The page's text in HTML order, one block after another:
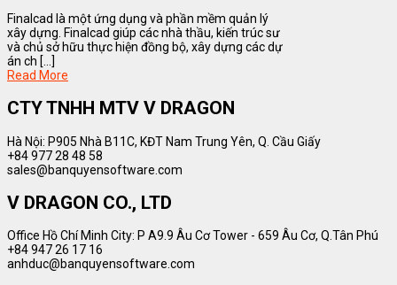
Finalcad là một ứng dụng và phần mềm quản lý
xây dựng. Finalcad giúp các nhà thầu, kiến trúc sư
và chủ sở hữu thực hiện đồng bộ, xây dựng các dự
án ch [...]
Read More
CTY TNHH MTV V DRAGON
Hà Nội: P905 Nhà B11C, KĐT Nam Trung Yên, Q. Cầu Giấy
+84 977 28 48 58
sales@banquyensoftware.com
V DRAGON CO., LTD
Office Hồ Chí Minh City: P A9.9 Âu Cơ Tower - 659 Âu Cơ, Q.Tân Phú
+84 947 26 17 16
anhduc@banquyensoftware.com